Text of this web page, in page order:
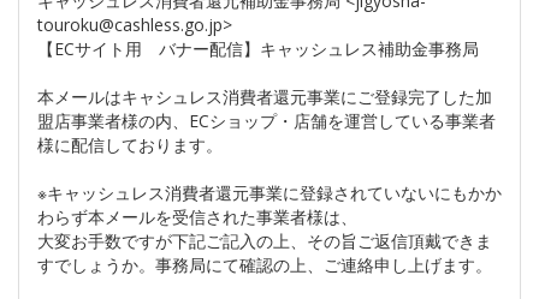
touroku@cashless.go.jp>
【ECサイト用 バナー配信】キャッシュレス補助金事務局
本メールはキャシュレス消費者還元事業にご登録完了した加
盟店事業者様の内、ECショップ・店舗を運営している事業者
様に配信しております。
※キャッシュレス消費者還元事業に登録されていないにもかか
わらず本メールを受信された事業者様は、
大変お手数ですが下記ご記入の上、その旨ご返信頂戴できま
すでしょうか。事務局にて確認の上、ご連絡申し上げます。